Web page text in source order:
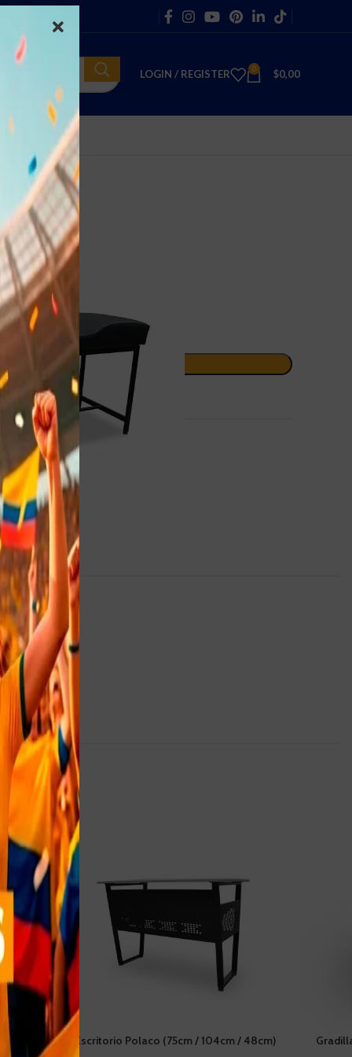
LOGIN / REGISTER 0 $0,00
Relax (normal)
(normal)
AÑADIR AL CARRITO
Escritorio Polaco (75cm / 104cm / 48cm)